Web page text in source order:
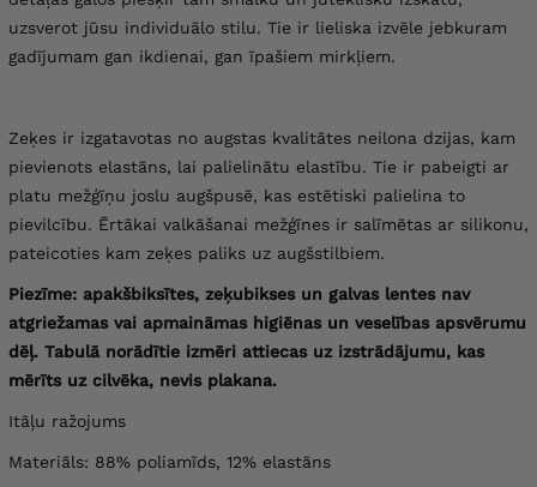
uzsverot jūsu individuālo stilu. Tie ir lieliska izvēle jebkuram
gadījumam gan ikdienai, gan īpašiem mirkļiem.
Zeķes ir izgatavotas no augstas kvalitātes neilona dzijas, kam
pievienots elastāns, lai palielinātu elastību. Tie ir pabeigti ar
platu mežģīņu joslu augšpusē, kas estētiski palielina to
pievilcību. Ērtākai valkāšanai mežģīnes ir salīmētas ar silikonu,
pateicoties kam zeķes paliks uz augšstilbiem.
Piezīme: apakšbiksītes, zeķubikses un galvas lentes nav
atgriežamas vai apmaināmas higiēnas un veselības apsvērumu
dēļ. Tabulā norādītie izmēri attiecas uz izstrādājumu, kas
mērīts uz cilvēka, nevis plakana.
Itāļu ražojums
Materiāls: 88% poliamīds, 12% elastāns